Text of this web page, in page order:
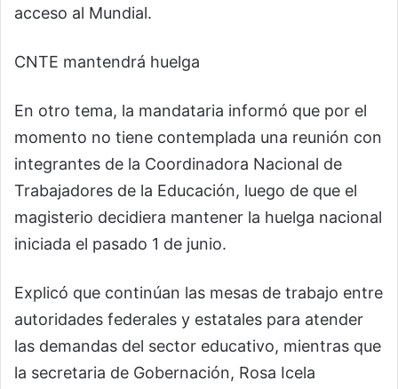
acceso al Mundial.
CNTE mantendrá huelga
En otro tema, la mandataria informó que por el
momento no tiene contemplada una reunión con
integrantes de la Coordinadora Nacional de
Trabajadores de la Educación, luego de que el
magisterio decidiera mantener la huelga nacional
iniciada el pasado 1 de junio.
Explicó que continúan las mesas de trabajo entre
autoridades federales y estatales para atender
las demandas del sector educativo, mientras que
la secretaria de Gobernación, Rosa Icela